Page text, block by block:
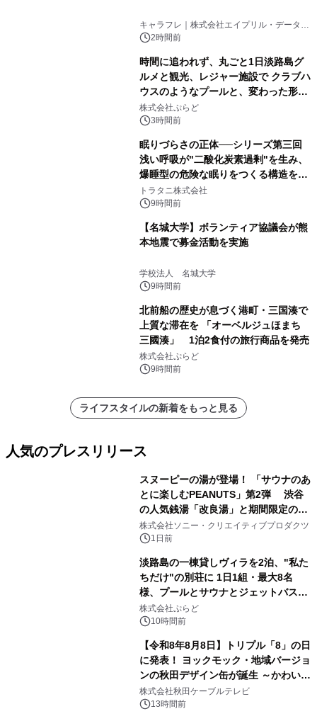
キャラフレ｜株式会社エイプリル・データ・
デザインズ
2時間前
時間に追われず、丸ごと1日淡路島グ
ルメと観光、レジャー施設で クラブハ
ウスのようなプールと、変わった形の
サウナも 「THE BOXY AWAJI」のお
得な素泊まり連泊プランで
株式会社ぷらど
3時間前
眠りづらさの正体──シリーズ第三回
浅い呼吸が"二酸化炭素過剰"を生み、
爆睡型の危険な眠りをつくる構造を解
説
トラタニ株式会社
9時間前
【名城大学】ボランティア協議会が熊
本地震で募金活動を実施
学校法人 名城大学
9時間前
北前船の歴史が息づく港町・三国湊で
上質な滞在を 「オーベルジュほまち
三國湊」 1泊2食付の旅行商品を発売
株式会社ぷらど
9時間前
ライフスタイルの新着をもっと見る
人気のプレスリリース
スヌーピーの湯が登場！ 「サウナのあ
とに楽しむPEANUTS」第2弾 渋谷
の人気銭湯「改良湯」と期間限定のコ
ラボレーション サウナイキタイコラ
ボグッズも発売決定！
株式会社ソニー・クリエイティブプロダクツ
1日前
淡路島の一棟貸しヴィラを2泊、"私た
ちだけ"の別荘に 1日1組・最大8名
様、プールとサウナとジェットバス付
きで Villa Mon Temps AWAJIの連泊
素泊りプラン
株式会社ぷらど
10時間前
【令和8年8月8日】トリプル「8」の日
に発表！ ヨックモック・地域バージョ
ンの秋田デザイン缶が誕生 ～かわいい
秋田犬の子犬と秋田の四季と名所を巡
るパッケージ～ 9月1日(火)秋田県内で
株式会社秋田ケーブルテレビ
13時間前